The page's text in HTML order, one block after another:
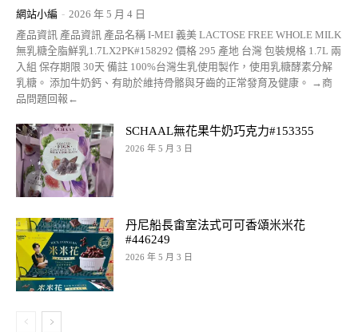
網站小編 - 2026 年 5 月 4 日
產品資訊 產品資訊 產品名稱 I-MEI 義美 LACTOSE FREE WHOLE MILK
無乳糖全脂鮮乳1.7LX2PK#158292 價格 295 產地 台灣 包裝規格 1.7L 兩
入組 保存期限 30天 備註 100%台灣生乳使用製作，使用乳糖酵素分解
乳糖。 添加牛奶鈣、有助於維持骨骼與牙齒的正常發育及健康。 →商
品問題回報←
SCHAAL無花果牛奶巧克力#153355
2026 年 5 月 3 日
丹尼船長畬室法式可可香頌米米花
#446249
2026 年 5 月 3 日